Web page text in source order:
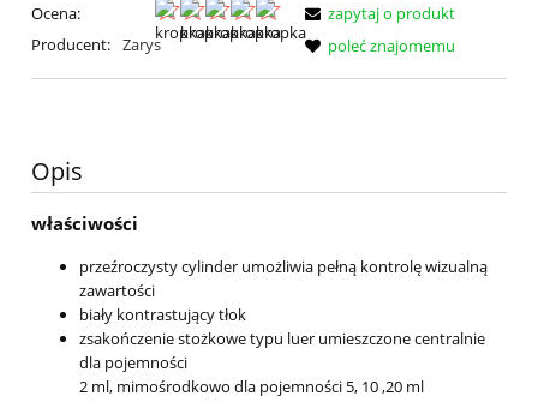
Ocena:
Producent: Zarys
zapytaj o produkt
poleć znajomemu
Opis
właściwości
przeźroczysty cylinder umożliwia pełną kontrolę wizualną
zawartości
biały kontrastujący tłok
zsakończenie stożkowe typu luer umieszczone centralnie
dla pojemności
2 ml, mimośrodkowo dla pojemności 5, 10 ,20 ml